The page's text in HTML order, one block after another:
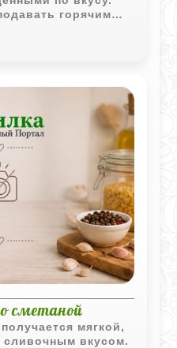
горячим
сметаной
мягкой,
вкусом.